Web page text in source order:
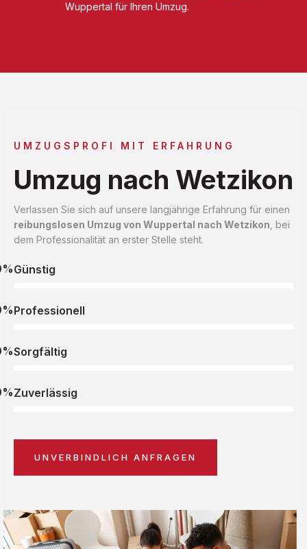
Wuppertal für Ihren Umzug.
UMZUGSPROFI MIT ERFAHRUNG
Umzug nach Wetzikon
Verlassen Sie sich auf unsere langjährige Erfahrung für einen
reibungslosen Umzug von Wuppertal nach Wetzikon , bei
dem Professionalität an erster Stelle steht.
Günstig
Professionell
Sorgfältig
Zuverlässig
UNVERBINDLICH ANFRAGEN